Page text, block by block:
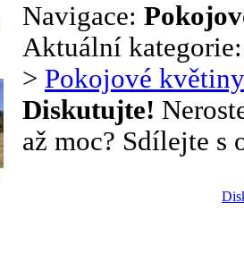
Navigace:
Aktuální
> Pokojové květiny
Diskutujte!
až moc? Sdílejte s